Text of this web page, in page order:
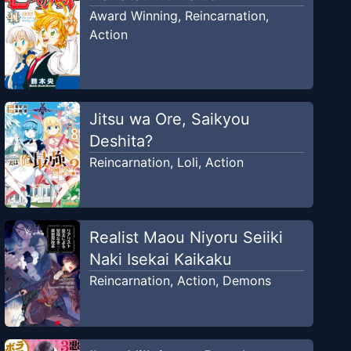
Award Winning, Reincarnation,
Action
Jitsu wa Ore, Saikyou
Deshita?
Reincarnation, Loli, Action
Realist Maou Niyoru Seiiki
Naki Isekai Kaikaku
Reincarnation, Action, Demons